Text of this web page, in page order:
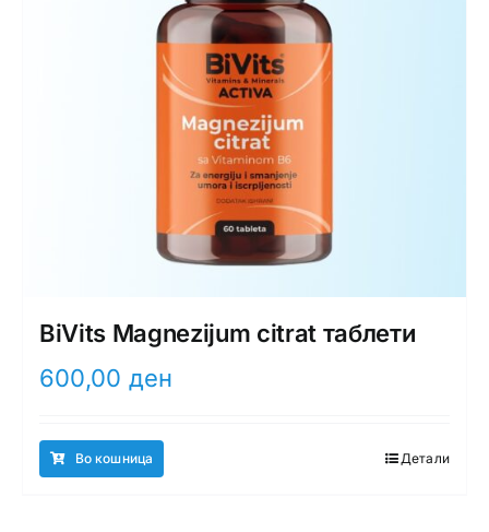
BiVits Magnezijum citrat таблети
600,00 ден
Во кошница Детали